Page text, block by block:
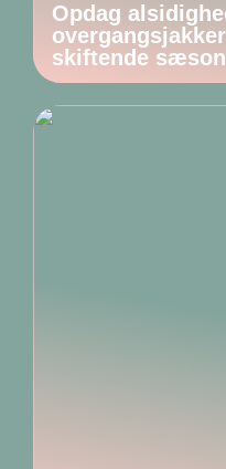
Opdag
skiftende